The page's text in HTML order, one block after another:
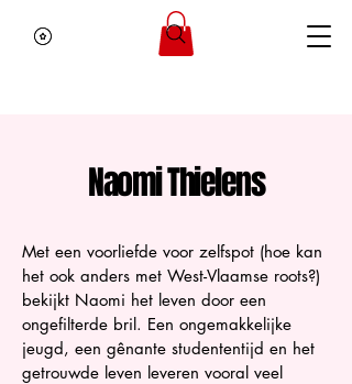
Naomi Thielens
Met een voorliefde voor zelfspot (hoe kan
het ook anders met West-Vlaamse roots?)
bekijkt Naomi het leven door een
ongefilterde bril. Een ongemakkelijke
jeugd, een gênante studententijd en het
getrouwde leven leveren vooral veel